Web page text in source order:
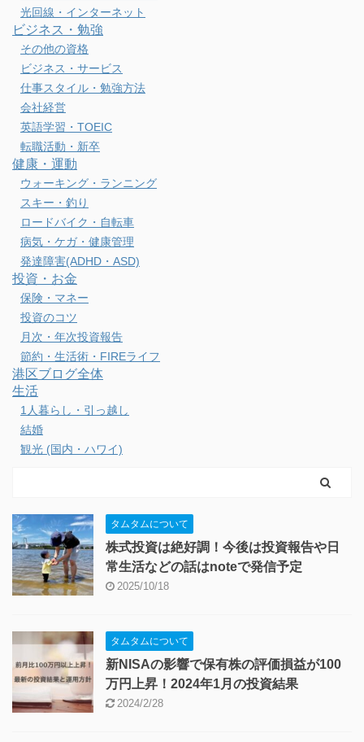
光回線・インターネット
ビジネス・勉強
その他の資格
ビジネス・サービス
仕事スタイル・勉強方法
会社経営
英語学習・TOEIC
転職活動・新卒
健康・運動
ウォーキング・ランニング
スキー・釣り
ロードバイク・自転車
病気・ケガ・健康管理
発達障害(ADHD・ASD)
投資・お金
保険・マネー
投資のコツ
月次・年次投資報告
節約・生活術・FIREライフ
港区ブログ全体
生活
1人暮らし・引っ越し
結婚
観光 (国内・ハワイ)
タムタムについて
株式投資は絶好調！今後は投資報告や日
常生活などの話はnoteで発信予定
2025/10/18
タムタムについて
新NISAの影響で保有株の評価損益が100
万円上昇！2024年1月の投資結果
2024/2/28